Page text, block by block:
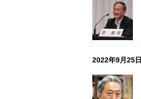
2022年9月25日